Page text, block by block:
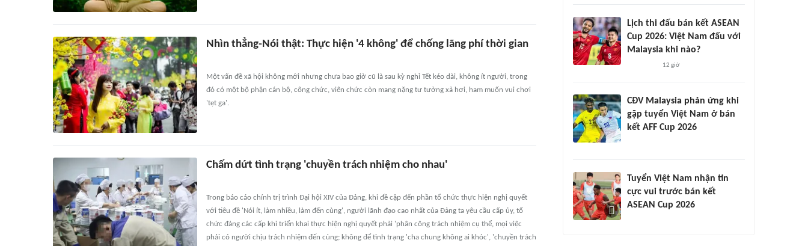
Nhìn thẳng-Nói thật: Thực hiện '4 không' để chống lãng phí thời gian
Một vấn đề xã hội không mới nhưng chưa bao giờ cũ là sau kỳ nghỉ Tết kéo dài, không ít người, trong
đó có một bộ phận cán bộ, công chức, viên chức còn mang nặng tư tưởng xả hơi, ham muốn vui chơi
'tẹt ga'.
Chấm dứt tình trạng 'chuyền trách nhiệm cho nhau'
Trong báo cáo chính trị trình Đại hội XIV của Đảng, khi đề cập đến phần tổ chức thực hiện nghị quyết
với tiêu đề 'Nói ít, làm nhiều, làm đến cùng', người lãnh đạo cao nhất của Đảng ta yêu cầu cấp ủy, tổ
chức đảng các cấp khi triển khai thực hiện nghị quyết phải 'phân công trách nhiệm cụ thể, mọi việc
phải có người chịu trách nhiệm đến cùng; không để tình trạng 'cha chung không ai khóc', 'chuyền trách
Lịch thi đấu bán kết ASEAN
Cup 2026: Việt Nam đấu với
Malaysia khi nào?
12 giờ
CĐV Malaysia phản ứng khi
gặp tuyển Việt Nam ở bán
kết AFF Cup 2026
Tuyển Việt Nam nhận tin
cực vui trước bán kết
ASEAN Cup 2026